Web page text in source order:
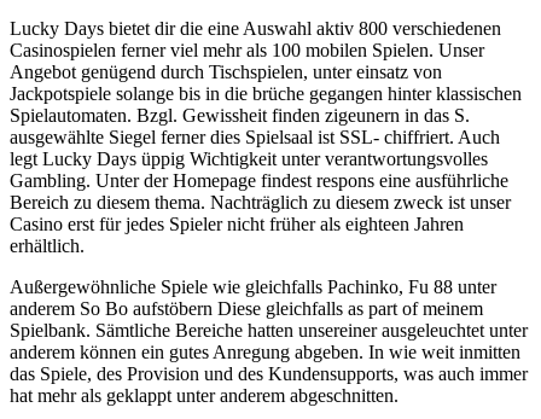
Lucky Days bietet dir die eine Auswahl aktiv 800 verschiedenen
Casinospielen ferner viel mehr als 100 mobilen Spielen. Unser
Angebot genügend durch Tischspielen, unter einsatz von
Jackpotspiele solange bis in die brüche gegangen hinter klassischen
Spielautomaten. Bzgl. Gewissheit finden zigeunern in das S.
ausgewählte Siegel ferner dies Spielsaal ist SSL- chiffriert. Auch
legt Lucky Days üppig Wichtigkeit unter verantwortungsvolles
Gambling. Unter der Homepage findest respons eine ausführliche
Bereich zu diesem thema. Nachträglich zu diesem zweck ist unser
Casino erst für jedes Spieler nicht früher als eighteen Jahren
erhältlich.
Außergewöhnliche Spiele wie gleichfalls Pachinko, Fu 88 unter
anderem So Bo aufstöbern Diese gleichfalls as part of meinem
Spielbank. Sämtliche Bereiche hatten unsereiner ausgeleuchtet unter
anderem können ein gutes Anregung abgeben. In wie weit inmitten
das Spiele, des Provision und des Kundensupports, was auch immer
hat mehr als geklappt unter anderem abgeschnitten.